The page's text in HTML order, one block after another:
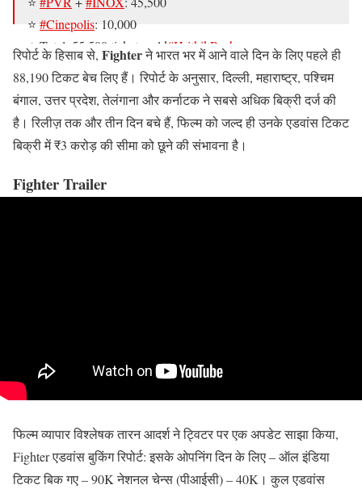
⭐️#Cinepolis: 10,000
⭐️ Total: 55,500 tickets sold#HrithikRoshan
#DeepikaPadukone
#AnilKapoor
#SiddharthAnand
pic.twitter.com/Pzv2SfZWqe
— taran adarsh (@taran_adarsh)
January 23, 2024
रिपोर्ट के हिसाब से, Fighterने भारत भर में आने वाले दिन के लिए पहले ही
88,190 टिकट बेच लिए हैं। रिपोर्ट के अनुसार, दिल्ली, महाराष्ट्र, पश्चिम
बंगाल, उत्तर प्रदेश, तेलंगाना और कर्नाटक ने सबसे अधिक बिक्री दर्ज की
है। रिलीज़ तक और तीन दिन बचे हैं, फिल्म को जल्द ही उनके एडवांस टिकट
बिक्री में ₹3 करोड़ की सीमा को छूने की संभावना है।
Fighter Trailer
फिल्म व्यापार विश्लेषक तारन आदर्श ने ट्विटर पर एक अपडेट साझा किया,
Fighter एडवांस बुकिंग रिपोर्ट: इसके ओपनिंग दिन के लिए – ऑल इंडिया
टिकट बिक गए – 90K नेशनल चेन्स (पीआईसी) – 40K। कुल एडवांस